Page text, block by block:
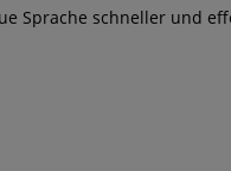
Sprache schneller und